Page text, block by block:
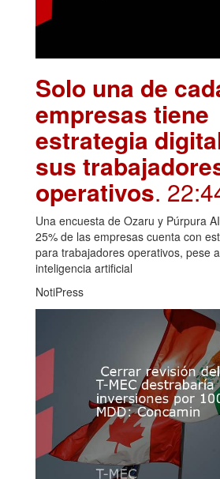
Solo una de
empresas tiene
estrategia
sus
operativos.
Una encuesta de Ozaru y Púrpura
25% de las empresas cuenta con
para trabajadores operativos, pese
inteligencia artificial
NotiPress